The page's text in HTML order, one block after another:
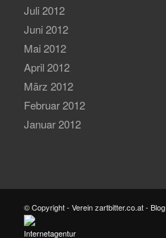
Juli 2012
Juni 2012
Mai 2012
April 2012
März 2012
Februar 2012
Januar 2012
© Copyright - Verein zartbitter.co.at - Blog